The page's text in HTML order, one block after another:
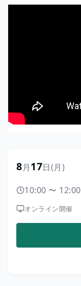
8月17日(月)
10:00 〜 12:00
オンライン開催